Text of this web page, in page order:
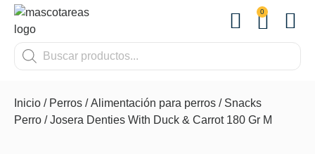
0
Inicio / Perros /Alimentación para perros / Snacks
Perro / Josera Denties With Duck & Carrot 180 Gr M